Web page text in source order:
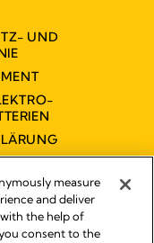
UND
measure
and deliver
the help of
consent to the